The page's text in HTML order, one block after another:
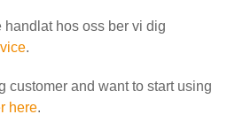
handlat hos oss ber vi dig
.
customer and want to start using
here.